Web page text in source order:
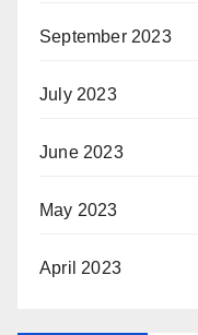
September 2023
July 2023
June 2023
May 2023
April 2023